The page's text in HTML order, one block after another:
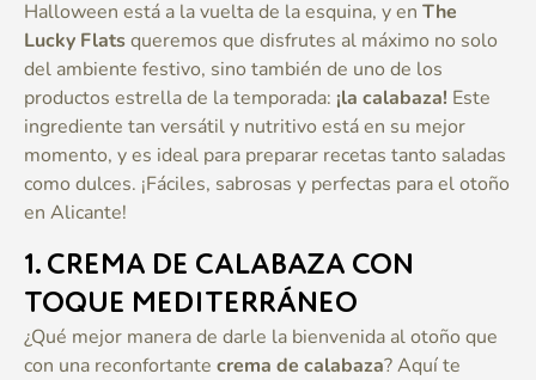
Halloween está a la vuelta de la esquina, y en The
Lucky Flatsqueremos que disfrutes al máximo no solo
del ambiente festivo, sino también de uno de los
productos estrella de la temporada: ¡la calabaza! Este
ingrediente tan versátil y nutritivo está en su mejor
momento, y es ideal para preparar recetas tanto saladas
como dulces. ¡Fáciles, sabrosas y perfectas para el otoño
en Alicante!
1. CREMA DE CALABAZA CON
TOQUE MEDITERRÁNEO
¿Qué mejor manera de darle la bienvenida al otoño que
con una reconfortante crema de calabaza? Aquí te